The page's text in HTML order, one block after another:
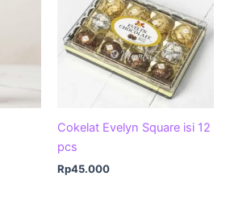
Cokelat Evelyn Square isi 12
pcs
Rp45.000